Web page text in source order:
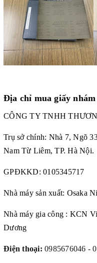
Địa chỉ mua giấy
CÔNG TY TNHH
Trụ sở chính: Nhà 7, Ngõ
Nam Từ Liêm, TP. Hà Nội.
GPĐKKD: 0105345717
Nhà máy sản xuất: Osaka
Nhà máy gia công : KCN
Dương
Điện thoại: 0985676046 -